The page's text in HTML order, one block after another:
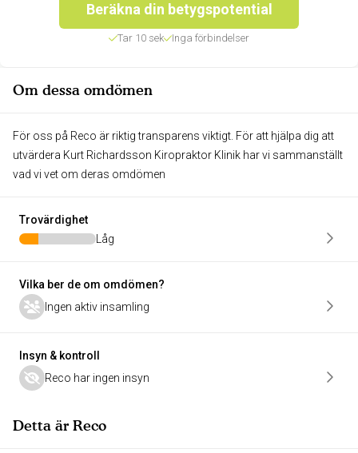
Beräkna din betygspotential
Tar 10 sek Inga förbindelser
Om dessa omdömen
För oss på Reco är riktig transparens viktigt. För att hjälpa dig att
utvärdera Kurt Richardsson Kiropraktor Klinik har vi sammanställt
vad vi vet om deras omdömen
Trovärdighet
Låg
Vilka ber de om omdömen?
Ingen aktiv insamling
Insyn & kontroll
Reco har ingen insyn
Detta är Reco